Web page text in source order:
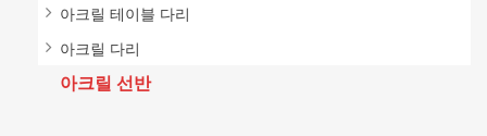
아크릴 테이블 다리
아크릴 다리
아크릴 선반